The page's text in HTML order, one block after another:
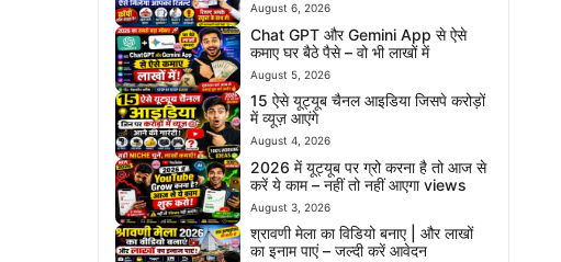
August 6, 2026
Chat GPT और Gemini App से ऐसे
कमाए घर बैठे पैसे – वो भी लाखों में
August 5, 2026
15 ऐसे यूट्यूब चैनल आइडिया जिसपे करोड़ों
में व्यूज़ आएंगे
August 4, 2026
2026 में यूट्यूब पर ग्रो करना है तो आज से
करें ये काम – नहीं तो नहीं आएगा views
August 3, 2026
श्रावणी मेला का विडियो बनाए | और लाखों
का इनाम पाएं – जल्दी करें आवेदन